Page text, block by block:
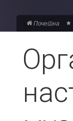
Почетна